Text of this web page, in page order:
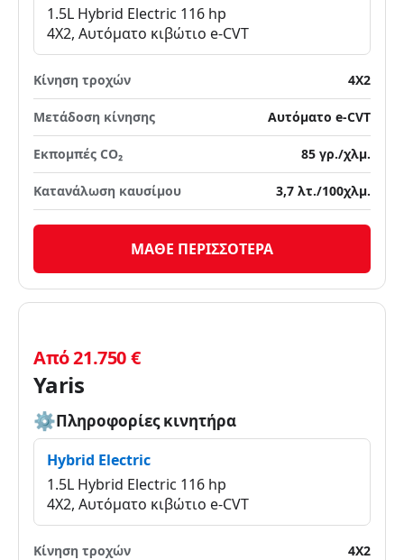
1.5L Hybrid Electric 116 hp
4X2, Αυτόματο κιβώτιο e-CVT
Κίνηση τροχών 4X2
Μετάδοση κίνησης Αυτόματο e-CVT
Εκπομπές CO₂ 85 γρ./χλμ.
Κατανάλωση καυσίμου 3,7 λτ./100χλμ.
ΜΑΘΕ ΠΕΡΙΣΣΟΤΕΡΑ
Από 21.750 €
Yaris
Πληροφορίες κινητήρα
Hybrid Electric
1.5L Hybrid Electric 116 hp
4X2, Αυτόματο κιβώτιο e-CVT
Κίνηση τροχών 4X2